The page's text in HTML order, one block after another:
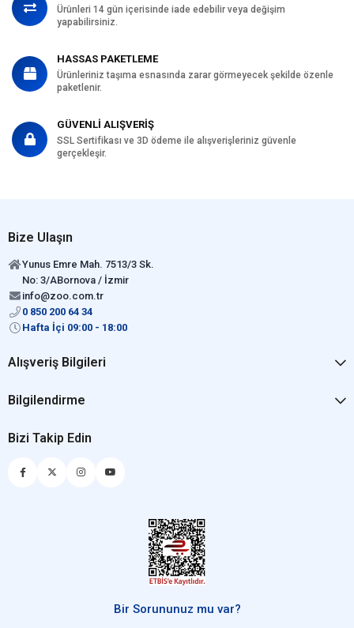
Ürünleri 14 gün içerisinde iade edebilir veya değişim
yapabilirsiniz.
HASSAS PAKETLEME
Ürünleriniz taşıma esnasında zarar görmeyecek şekilde özenle
paketlenir.
GÜVENLİ ALIŞVERİŞ
SSL Sertifikası ve 3D ödeme ile alışverişleriniz güvenle
gerçekleşir.
Bize Ulaşın
Yunus Emre Mah. 7513/3 Sk.
No: 3/ABornova / İzmir
info@zoo.com.tr
0 850 200 64 34
Hafta İçi 09:00 - 18:00
Alışveriş Bilgileri
Bilgilendirme
Bizi Takip Edin
Bir Sorununuz mu var?